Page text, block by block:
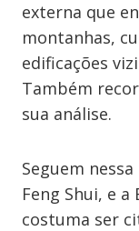
externa que
montanhas,
edificações
Também
sua análise.
Seguem
Feng Shui, e a
costuma ser